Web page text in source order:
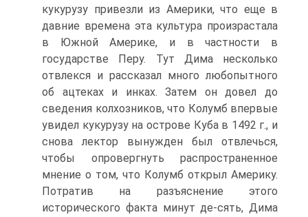
кукурузу привезли из Америки, что еще в
давние времена эта культура произрастала
в Южной Америке, и в частности в
государстве Перу. Тут Дима несколько
отвлекся и рассказал много любопытного
об ацтеках и инках. Затем он довел до
сведения колхозников, что Колумб впервые
увидел кукурузу на острове Куба в 1492 г., и
снова лектор вынужден был отвлечься,
чтобы опровергнуть распространенное
мнение о том, что Колумб открыл Америку.
Потратив на разъяснение этого
исторического факта минут де-сять, Дима